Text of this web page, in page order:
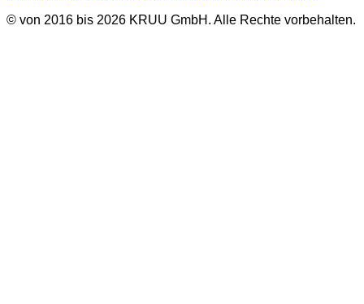
© von 2016 bis 2026 KRUU GmbH. Alle Rechte vorbehalten.